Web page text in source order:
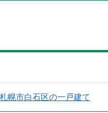
札幌市白石区の一戸建て